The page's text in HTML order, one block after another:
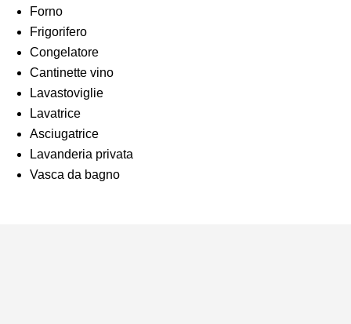
Forno
Frigorifero
Congelatore
Cantinette vino
Lavastoviglie
Lavatrice
Asciugatrice
Lavanderia privata
Vasca da bagno